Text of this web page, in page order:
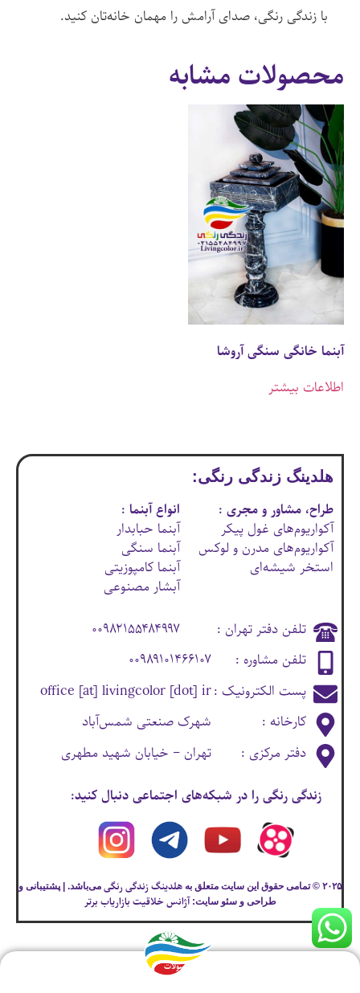
با زندگی رنگی، صدای آرامش را مهمان خانه‌تان کنید.
محصولات مشابه
آبنما خانگی سنگی آروشا
اطلاعات بیشتر
هلدینگ زندگی رنگی:
طراح، مشاور و مجری :
آکواریوم‌های غول پیکر
آکواریوم‌های مدرن و لوکس
استخر شیشه‌ای
انواع آبنما :
آبنما حبابدار
آبنما سنگی
آبنما کامپوزیتی
آبشار مصنوعی
تلفن دفتر تهران :
۰۰۹۸۲۱۵۵۴۸۴۹۹۷
تلفن مشاوره :
۰۰۹۸۹۱۰۱۴۶۶۱۰۷
پست الکترونیک :office [at] livingcolor [dot] ir
کارخانه :
شهرک صنعتی شمس‌آباد
دفتر مرکزی :
تهران – خیابان شهید مطهری
زندگی رنگی را در شبکه‌های اجتماعی دنبال کنید:
۲۰۲۵ © تمامی حقوق این سایت متعلق به هلدینگ زندگی رنگی می‌باشد. | پشتیبانی و
طراحی و سئو سایت:آژانس خلاقیت بازاریاب برتر
محصولات